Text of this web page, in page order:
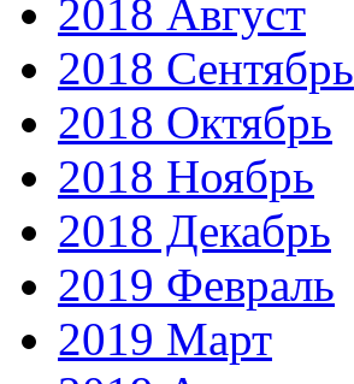
2018 Август
2018 Сентябрь
2018 Октябрь
2018 Ноябрь
2018 Декабрь
2019 Февраль
2019 Март